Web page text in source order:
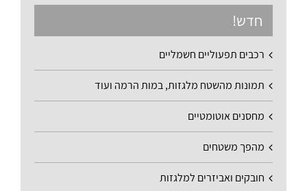
חדש!
רכבים תפעוליים חשמליים
תמונות מהשטח מלגזות, במות הרמה ועוד
מחסנים אוטומטיים
מהפך משטחים
חובקים ואביזרים למלגזות